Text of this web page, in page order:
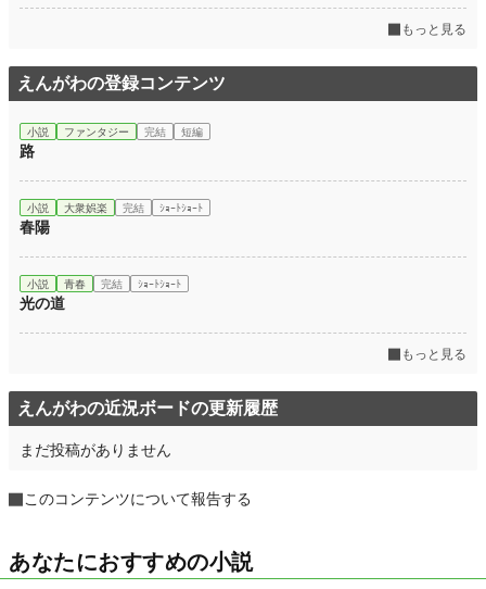
もっと見る
えんがわの登録コンテンツ
小説 ファンタジー 完結 短編
路
小説 大衆娯楽 完結 ｼｮｰﾄｼｮｰﾄ
春陽
小説 青春 完結 ｼｮｰﾄｼｮｰﾄ
光の道
もっと見る
えんがわの近況ボードの更新履歴
まだ投稿がありません
このコンテンツについて報告する
あなたにおすすめの小説